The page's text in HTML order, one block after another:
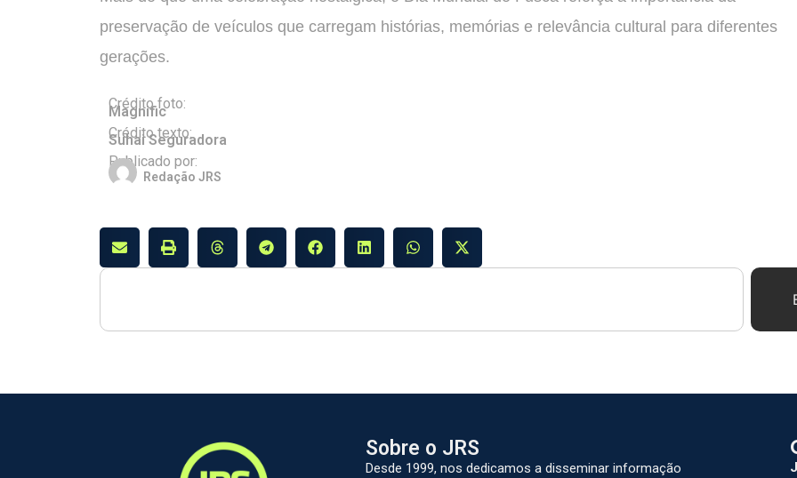
preservação de veículos que carregam histórias, memórias e relevância cultural para diferentes
gerações.
Crédito foto:
Magnific
Crédito texto:
Suhai Seguradora
Publicado por:
Redação JRS
Sobre o JRS
Desde 1999, nos dedicamos a disseminar informação